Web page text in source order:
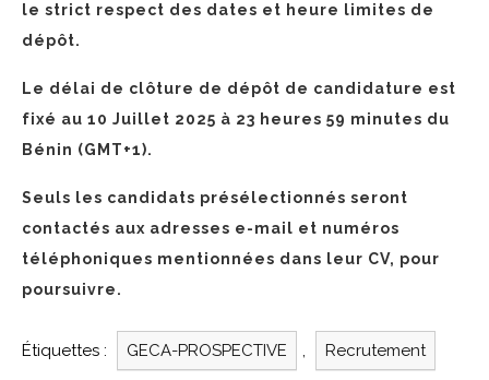
le strict respect des dates et heure limites de
dépôt.
Le délai de clôture de dépôt de candidature est
fixé au 10 Juillet 2025 à 23 heures 59 minutes du
Bénin (GMT+1).
Seuls les candidats présélectionnés seront
contactés aux adresses e-mail et numéros
téléphoniques mentionnées dans leur CV, pour
poursuivre.
Étiquettes : GECA-PROSPECTIVE , Recrutement